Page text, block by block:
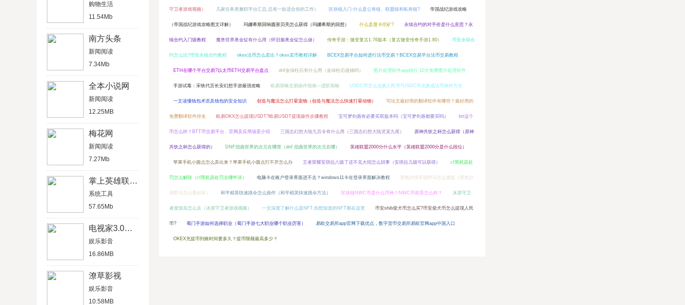
购物生活
11.54Mb
南方头条
新闻阅读
7.34Mb
全本小说网
新闻阅读
12.25MB
梅花网
新闻阅读
7.27Mb
掌上英雄联盟2019
系统工具
57.65Mb
电视家3.0电视版
娱乐影音
16.86MB
潦草影视
娱乐影音
10.58MB
守卫者游戏视频） 几家任务类兼职平台汇总,总有一款适合你的工作） 区块链入门:什么是公有链、联盟链和私有链? 帝国战纪游戏攻略
（帝国战纪游戏攻略图文详解） 玛娜希斯回响圆形贝壳怎么获得（玛娜希斯的回想） 什么是显卡挖矿? 永续合约的对手价是什么意思？永
续合约入门级教程 魔兽世界奥金锭有什么用（怀旧服奥金锭怎么做） 传奇手游：微变复古1.76版本（复古微变传奇手游1.80） 币安永续合
约怎么玩?币安永续合约教程 okex法币怎么卖出？okex卖币教程详解 BCEX交易平台如何进行法币交易？BCEX交易平台法币交易教程
ETH在哪个平台交易?以太币ETH交易平台盘点 dnf金绿柱石有什么用（金绿柱石值钱吗） 图片处理软件app排行 10大免费图片处理软件
手游试毒：宋铁代言长安幻想手游最强攻略 欧易策略交易操作指南—进阶策略 USDC币怎么兑换人民币?USDC币兑换成法币操作方法
一文读懂钱包术语及钱包的安全知识 创造与魔法怎么打晕宠物（创造与魔法怎么快速打晕动物） 写论文最好用的翻译软件有哪些？最好用的
免费翻译软件排名 欧易OKX怎么提现USDT?欧易USDT提现操作步骤教程 宝可梦剑盾有必要买双版本吗（宝可梦剑盾都要买吗） btt这个
币怎么样？BTT币交易平台、官网及应用场景介绍 三国志幻想大陆九宫令有什么用（三国志幻想大陆灵宠九尾） 原神共饮之杯怎么获得（原神
共饮之杯怎么获得的） DNF扭曲世界的次元在哪里（dnf 扭曲世界的次元在哪） 英雄联盟2000分什么水平（英雄联盟2000分是什么段位）
苹果手机小圆点怎么弄出来？苹果手机小圆点打不开怎么办 王者荣耀安琪拉八级了还不见大招怎么回事（安琪拉几级可以获得） cf黑机器处
罚怎么解除（cf黑机器处罚去哪申诉） 电脑卡在账户登录界面进不去？windows11卡在登录界面解决教程 黑色沙漠手游野马怎么捕捉（黑色沙
漠野马怎么看好坏） 和平精英快速跳伞怎么操作（和平精英快速跳伞方法） 区块链NWC币是什么币种？NWC币前景怎么样？ 冰原守卫
者度假岛怎么去（冰原守卫者游戏视频） 一文深度了解什么是NFT,你想知道的NFT都在这里 币安shib柴犬币怎么买?币安柴犬币怎么提现人民
币? 蜀门手游如何选择职业（蜀门手游七大职业哪个职业厉害） 易欧交易所app官网下载优点，数字货币交易所易欧官网app中国入口
OKEX充提币到账时间要多久？提币限额最高多少？